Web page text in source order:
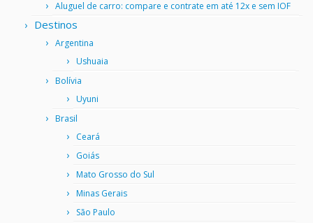
Aluguel de carro: compare e contrate em até 12x e sem IOF
Destinos
Argentina
Ushuaia
Bolívia
Uyuni
Brasil
Ceará
Goiás
Mato Grosso do Sul
Minas Gerais
São Paulo